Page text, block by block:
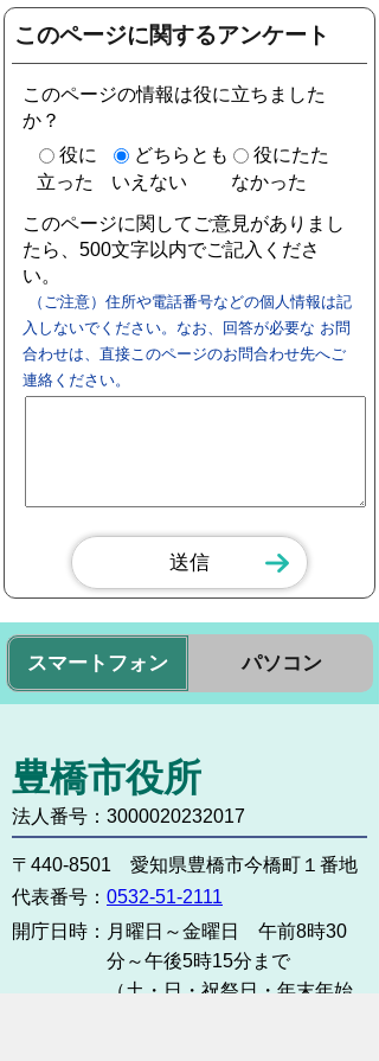
このページに関するアンケート
このページの情報は役に立ちました
か？
役に
立った
どちらとも
いえない
役にたた
なかった
このページに関してご意見がありまし
たら、500文字以内でご記入くださ
い。
（ご注意）住所や電話番号などの個人情報は記
入しないでください。なお、回答が必要な お問
合わせは、直接このページのお問合わせ先へご
連絡ください。
スマートフォン パソコン
豊橋市役所
法人番号：3000020232017
〒440-8501 愛知県豊橋市今橋町１番地
代表番号： 0532-51-2111
開庁日時： 月曜日～金曜日 午前8時30
分～午後5時15分まで
（土・日・祝祭日・年末年始